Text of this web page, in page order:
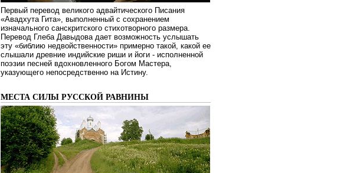
Первый перевод великого адвайтического Писания
«Авадхута Гита», выполненный с сохранением
изначального санскритского стихотворного размера.
Перевод Глеба Давыдова дает возможность услышать
эту «библию недвойственности» примерно такой, какой ее
слышали древние индийские риши и йоги - исполненной
поэзии песней вдохновленного Богом Мастера,
указующего непосредственно на Истину.
МЕСТА СИЛЫ РУССКОЙ РАВНИНЫ